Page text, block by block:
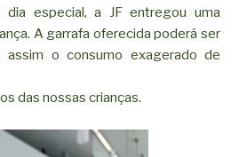
dia especial, a JF entregou uma
A garrafa oferecida poderá ser
assim o consumo exagerado de
das nossas crianças.